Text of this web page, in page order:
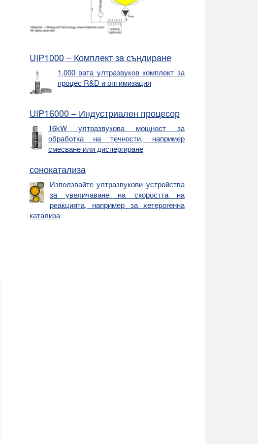
UIP1000 – Комплект за съндиране
1,000 вата ултразвуков комплект за
процес R&D и оптимизация
UIP16000 – Индустриален процесор
16kW ултразвукова мощност за
обработка на течности, например
смесване или диспергиране
сонокатализа
Използвайте ултразвукови устройства
за увеличаване на скоростта на
реакцията, например за хетерогенна
катализа